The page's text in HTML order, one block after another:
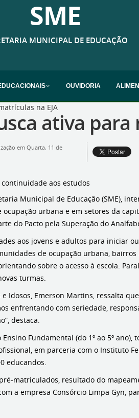
SME
MUNICIPAL DE EDUCAÇÃO
OUVIDORIA
na EJA
ativa para
em Quarta, 11 de
aos estudos
Municipal de Educação (SME),
ocupação urbana e em setores da
do Pacto pela Superação do
aos jovens e adultos para iniciar
de ocupação urbana,
sobre o acesso à escola.
turmas.
Idosos, Emerson Martins, ressalta
enfrentando com seriedade,
destaca.
Fundamental (do 1º ao 5º
em parceria com o Instituto
educandos.
matriculados, resultado do
a empresa Consórcio Limpa Gyn,